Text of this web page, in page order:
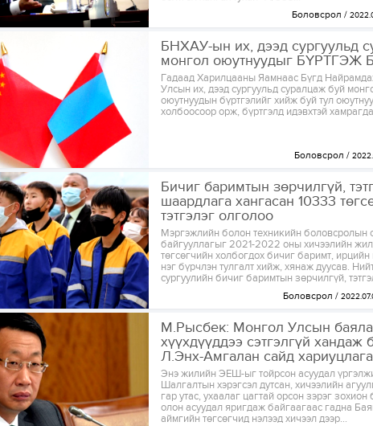
Боловсрол
БНХАУ-ын их, дээд сургуульд
монгол оюутнуудыг БҮРТГЭЖ
Гадаад Харилцааны Яамнаас Бүгд
Улсын их, дээд сургуульд суралцаж буй
оюутнуудын бүртгэлийг хийж буй тул
холбоосоор орж, бүртгэлд идэвхтэй
Боловсрол
Бичиг баримтын зөрчилгүй,
шаардлага хангасан 10333
тэтгэлэг олголоо
Мэргэжлийн болон техникийн боловсролын
байгууллагыг 2021-2022 оны хичээлийн
төгсөгчийн холбогдох бичиг баримт, ирцийн
нэг бүрчлэн тулгалт хийж, хянаж дуусав.
сургуулийн бичиг баримтын зөрчилгүй,
Боловсрол
М.Рысбек: Монгол Улсын
хүүхдүүддээ сэтгэлгүй хандаж
Л.Энх-Амгалан сайд хариуцлага
Энэ жилийн ЭЕШ-ыг тойрсон асуудал
Шалгалтын хэрэгсэл дутсан, хичээлийн
гар утас, ухаалаг цагтай орсон зэрэг зохион
олон асуудал яригдаж байгаагаас гадна
аймгийн төгсөгчид нэлээд хичээл дээр...